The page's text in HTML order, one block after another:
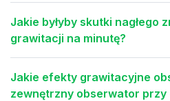
Jakie byłyby skutki nagłego
grawitacji na minutę?
Jakie efekty grawitacyjne
zewnętrzny obserwator przy